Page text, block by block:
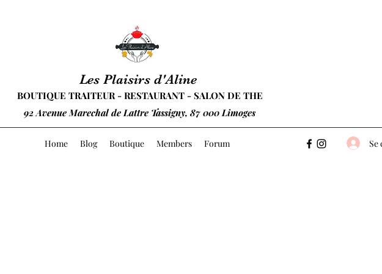
Les Plaisirs d'Aline
BOUTIQUE TRAITEUR - RESTAURANT - SALON DE THE
92 Avenue Marechal de Lattre Tassigny, 87 000 Limoges
Home Blog Boutique Members Forum Se